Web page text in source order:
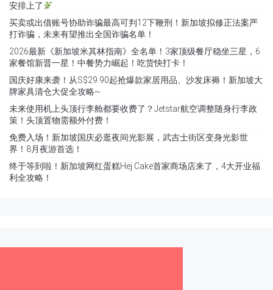
安排上了
买卖或出借账号协助诈骗最高可判12下鞭刑！新加坡拟修正法案严
打诈骗，未来有望推出全国诈骗名单！
2026最新《新加坡米其林指南》全名单！3家顶级餐厅稳坐三星，6
家餐馆新晋一星！中餐势力崛起！吃货快打卡！
国庆好康来袭！从S$29.90起抢爆款家居用品、沙发床褥！新加坡大
牌家具清仓大促全攻略~
未来使用机上头顶行李舱都要收费了？Jetstar航空调整随身行李政
策！头顶置物需额外付费！
免费入场！新加坡国庆必逛夜间光影展，武吉士街区变身光影世
界！8月夜游首选！
终于等到啦！新加坡网红蛋糕Hej Cake首家商场店来了，4大开业福
利全攻略！